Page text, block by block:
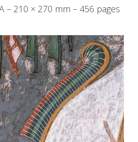
– 210 × 270 mm – 456 pages